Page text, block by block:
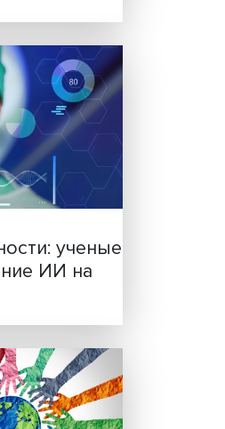
инвестиции:
становится частью
стратегий